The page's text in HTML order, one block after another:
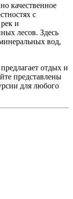
качественное
с
и
лесов. Здесь
вод,
отдых и
представлены
для любого